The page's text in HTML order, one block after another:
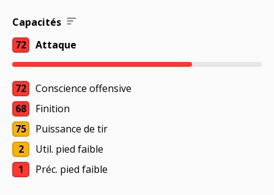
Capacités
72
Attaque
72
Conscience offensive
68
Finition
75
Puissance de tir
2
Util. pied faible
1
Préc. pied faible